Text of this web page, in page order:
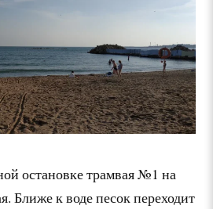
остановке трамвая №1 на
Ближе к воде песок переходит